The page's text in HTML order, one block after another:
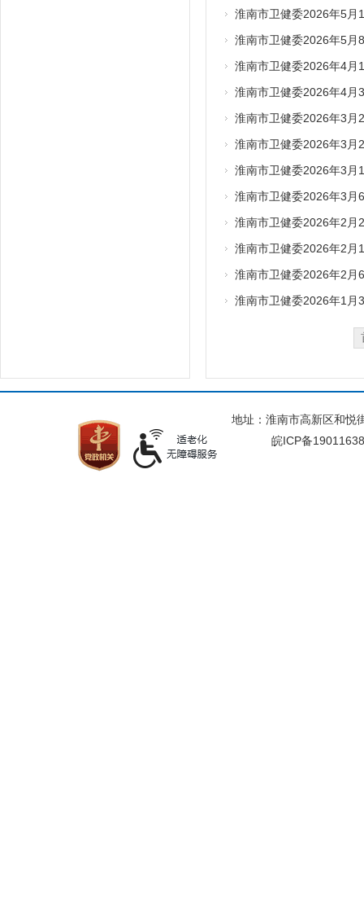
淮南市卫健委2026年5月
淮南市卫健委2026年5月
淮南市卫健委2026年4月
淮南市卫健委2026年4月
淮南市卫健委2026年3月
淮南市卫健委2026年3月
淮南市卫健委2026年3月
淮南市卫健委2026年3月
淮南市卫健委2026年2月
淮南市卫健委2026年2月
淮南市卫健委2026年2月
淮南市卫健委2026年1月
地址：淮南市高新区和
皖ICP备